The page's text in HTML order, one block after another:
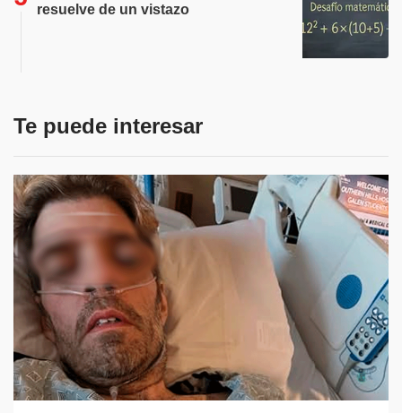
resuelve de un vistazo
Te puede interesar